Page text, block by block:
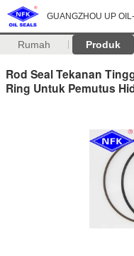
GUANGZHOU UP
Rumah Produk
Rod Seal Tekanan
Ring Untuk Pemutus